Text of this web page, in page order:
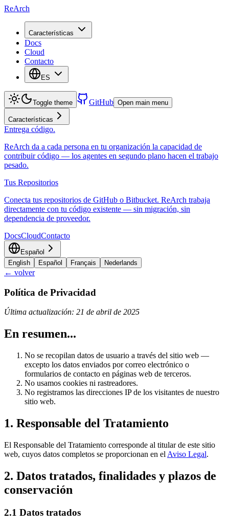
ReArch
Características
Docs
Cloud
Contacto
ES
Toggle theme GitHub Open main menu
Características
Entrega código.
ReArch da a cada persona en tu organización la capacidad de
contribuir código — los agentes en segundo plano hacen el trabajo
pesado.
Tus Repositorios
Conecta tus repositorios de GitHub o Bitbucket. ReArch trabaja
directamente con tu código existente — sin migración, sin
dependencia de proveedor.
DocsCloudContacto
Español
English
Español Français Nederlands
← volver
Política de Privacidad
Última actualización: 21 de abril de 2025
En resumen...
No se recopilan datos de usuario a través del sitio web —
excepto los datos enviados por correo electrónico o
formularios de contacto en páginas web de terceros.
No usamos cookies ni rastreadores.
No registramos las direcciones IP de los visitantes de nuestro
sitio web.
1. Responsable del Tratamiento
El Responsable del Tratamiento corresponde al titular de este sitio
web, cuyos datos completos se proporcionan en el Aviso Legal.
2. Datos tratados, finalidades y plazos de
conservación
2.1 Datos tratados